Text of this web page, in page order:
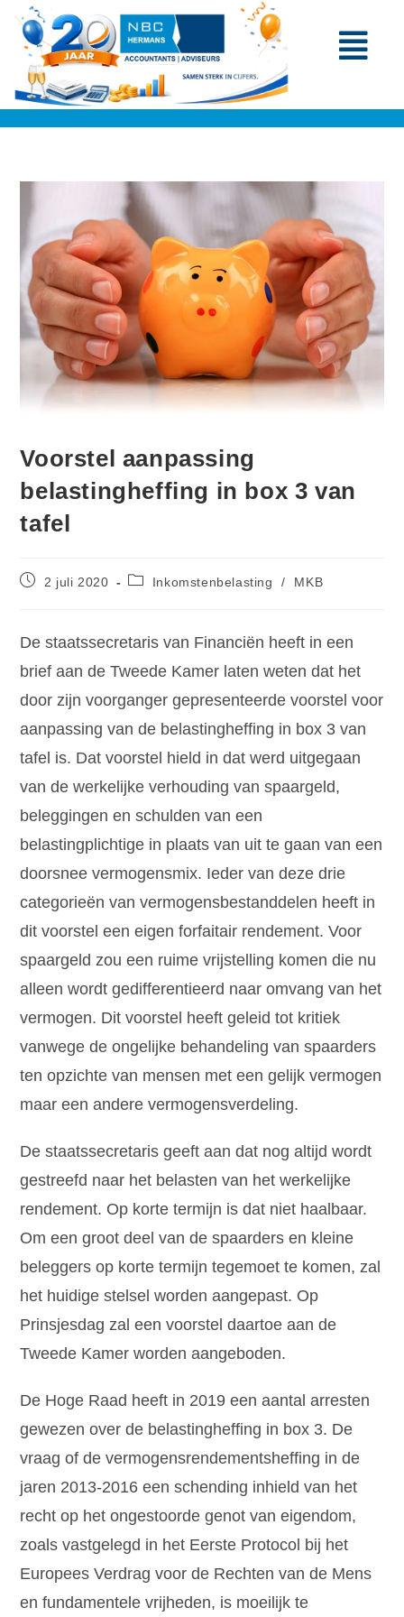
Voorstel aanpassing
belastingheffing in box 3 van
tafel
2 juli 2020 Inkomstenbelasting / MKB
De staatssecretaris van Financiën heeft in een
brief aan de Tweede Kamer laten weten dat het
door zijn voorganger gepresenteerde voorstel voor
aanpassing van de belastingheffing in box 3 van
tafel is. Dat voorstel hield in dat werd uitgegaan
van de werkelijke verhouding van spaargeld,
beleggingen en schulden van een
belastingplichtige in plaats van uit te gaan van een
doorsnee vermogensmix. Ieder van deze drie
categorieën van vermogensbestanddelen heeft in
dit voorstel een eigen forfaitair rendement. Voor
spaargeld zou een ruime vrijstelling komen die nu
alleen wordt gedifferentieerd naar omvang van het
vermogen. Dit voorstel heeft geleid tot kritiek
vanwege de ongelijke behandeling van spaarders
ten opzichte van mensen met een gelijk vermogen
maar een andere vermogensverdeling.
De staatssecretaris geeft aan dat nog altijd wordt
gestreefd naar het belasten van het werkelijke
rendement. Op korte termijn is dat niet haalbaar.
Om een groot deel van de spaarders en kleine
beleggers op korte termijn tegemoet te komen, zal
het huidige stelsel worden aangepast. Op
Prinsjesdag zal een voorstel daartoe aan de
Tweede Kamer worden aangeboden.
De Hoge Raad heeft in 2019 een aantal arresten
gewezen over de belastingheffing in box 3. De
vraag of de vermogensrendementsheffing in de
jaren 2013-2016 een schending inhield van het
recht op het ongestoorde genot van eigendom,
zoals vastgelegd in het Eerste Protocol bij het
Europees Verdrag voor de Rechten van de Mens
en fundamentele vrijheden, is moeilijk te